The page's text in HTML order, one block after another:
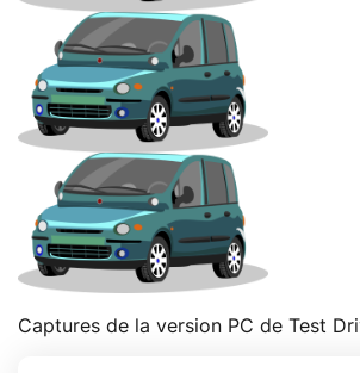
Captures de la version PC de Test